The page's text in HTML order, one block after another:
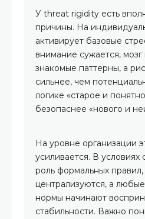
У threat rigidity есть
причины. На
активирует базовые
внимание сужается, мозг
знакомые паттерны, а
сильнее, чем
логике «старое и
безопаснее «нового и
На уровне организации
усиливается. В условиях
роль формальных
централизуются, а
нормы начинают
стабильности. Важно